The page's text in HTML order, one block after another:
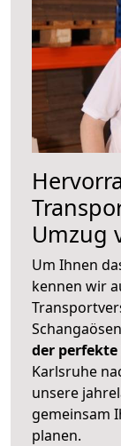
Umzug
Um Ihnen
kennen wir
der
Karlsruhe
unsere
gemeinsam
planen.